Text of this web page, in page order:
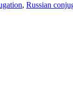
, Russian